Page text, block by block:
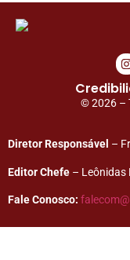
© 2026 –
Diretor Responsável –
Editor Chefe – Leônidas
Fale Conosco: